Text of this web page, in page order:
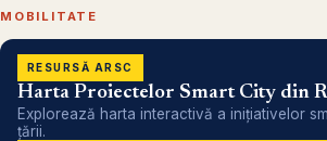
MOBILITATE
RESURSĂ ARSC
Harta Proiectelor Smart City din
Explorează harta interactivă a inițiativelor
țării.